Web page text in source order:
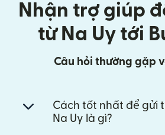
Nhận trợ giúp
từ Na Uy tới
Câu hỏi thường gặp
Cách tốt nhất để gửi
Na Uy là gì?